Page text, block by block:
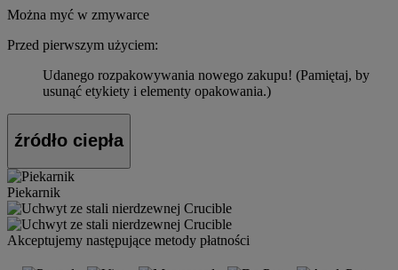
Można myć w zmywarce
Przed pierwszym użyciem:
Udanego rozpakowywania nowego zakupu! (Pamiętaj, by
usunąć etykiety i elementy opakowania.)
źródło ciepła
Piekarnik
Akceptujemy następujące metody płatności